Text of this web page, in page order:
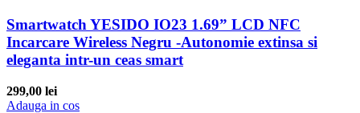
Smartwatch YESIDO IO23 1.69” LCD NFC
Incarcare Wireless Negru -Autonomie extinsa si
eleganta intr-un ceas smart
299,00 lei
Adauga in cos